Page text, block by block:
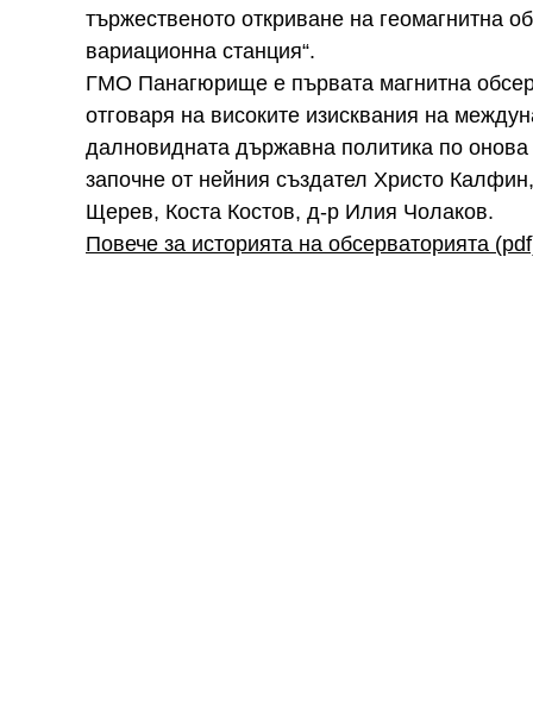
тържественото откриване на геомагнитна
вариационна станция“.
ГМО Панагюрище е първата магнитна
отговаря на високите изисквания на
далновидната държавна политика по
започне от нейния създател Христо
Щерев, Коста Костов, д-р Илия Чолаков.
Повече за историята на обсерваторията